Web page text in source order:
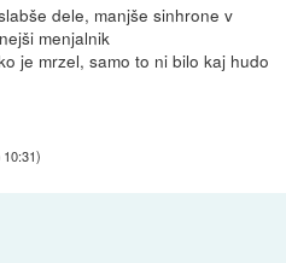
dele, manjše sinhrone v
menjalnik
je mrzel, samo to ni bilo kaj hudo
10:31)